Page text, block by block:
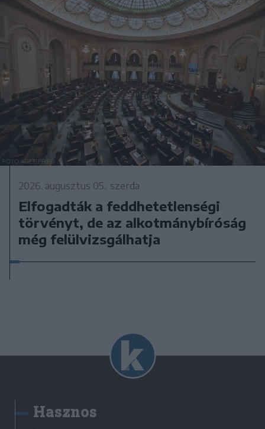
2026. augusztus 05., szerda
Elfogadták a feddhetetlenségi
törvényt, de az alkotmánybíróság
még felülvizsgálhatja
Hasznos